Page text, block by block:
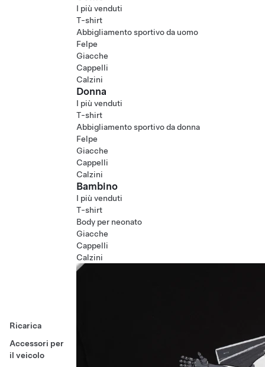
Ricarica
Accessori per
il veicolo
I più venduti
T-shirt
Abbigliamento sportivo da uomo
Felpe
Giacche
Cappelli
Calzini
Donna
I più venduti
T-shirt
Abbigliamento sportivo da donna
Felpe
Giacche
Cappelli
Calzini
Bambino
I più venduti
T-shirt
Body per neonato
Giacche
Cappelli
Calzini